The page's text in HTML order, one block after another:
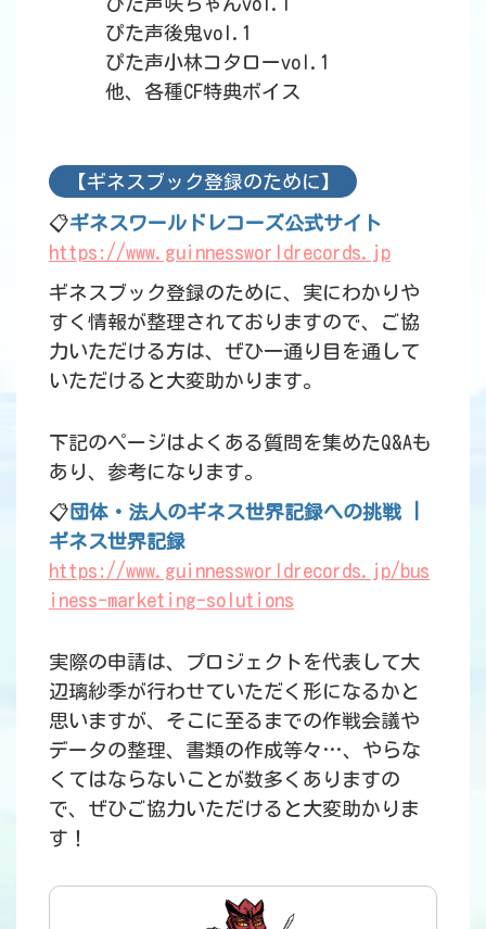
ぴた声後鬼vol.1
ぴた声小林コタローvol.1
他、各種CF特典ボイス
【ギネスブック登録のために】
📋ギネスワールドレコーズ公式サイト
https://www.guinnessworldrecords.jp
ギネスブック登録のために、実にわかりや
すく情報が整理されておりますので、ご協
力いただける方は、ぜひ一通り目を通して
いただけると大変助かります。
下記のページはよくある質問を集めたQ&Aも
あり、参考になります。
📋 団体・法人のギネス世界記録への挑戦 |
ギネス世界記録
https://www.guinnessworldrecords.jp/bus
iness-marketing-solutions
実際の申請は、プロジェクトを代表して大
辺璃紗季が行わせていただく形になるかと
思いますが、そこに至るまでの作戦会議や
データの整理、書類の作成等々…、やらな
くてはならないことが数多くありますの
で、ぜひご協力いただけると大変助かりま
す！